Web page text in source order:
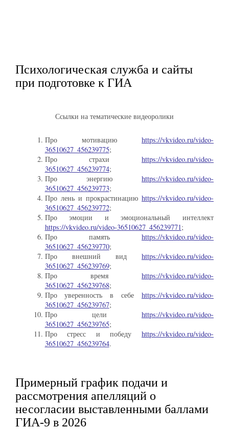
Психологическая служба и сайты
при подготовке к ГИА
Ссылки на тематические видеоролики
Про мотивацию https://vkvideo.ru/video-
36510627_456239775;
Про страхи https://vkvideo.ru/video-
36510627_456239774;
Про энергию https://vkvideo.ru/video-
36510627_456239773;
Про лень и прокрастинацию https://vkvideo.ru/video-
36510627_456239772;
Про эмоции и эмоциональный интеллект
https://vkvideo.ru/video-36510627_456239771;
Про память https://vkvideo.ru/video-
36510627_456239770;
Про внешний вид https://vkvideo.ru/video-
36510627_456239769;
Про время https://vkvideo.ru/video-
36510627_456239768;
Про уверенность в себе https://vkvideo.ru/video-
36510627_456239767;
Про цели https://vkvideo.ru/video-
36510627_456239765;
Про стресс и победу https://vkvideo.ru/video-
36510627_456239764.
Примерный график подачи и
рассмотрения апелляций о
несогласии выставленными баллами
ГИА-9 в 2026